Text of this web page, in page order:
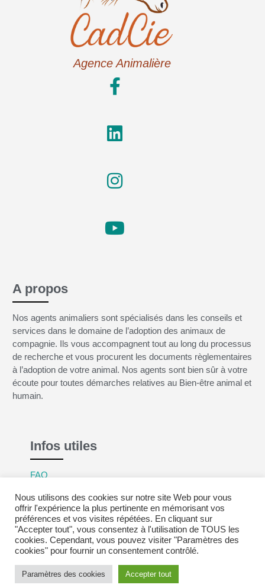
Agence Animalière
A propos
Nos agents animaliers sont spécialisés dans les conseils et
services dans le domaine de l’adoption des animaux de
compagnie. Ils vous accompagnent tout au long du processus
de recherche et vous procurent les documents règlementaires
à l’adoption de votre animal. Nos agents sont bien sûr à votre
écoute pour toutes démarches relatives au Bien-être animal et
humain.
Infos utiles
FAQ
Politique de confidentialité
CGV
Nous utilisons des cookies sur notre site Web pour vous
offrir l'expérience la plus pertinente en mémorisant vos
préférences et vos visites répétées. En cliquant sur
"Accepter tout", vous consentez à l'utilisation de TOUS les
cookies. Cependant, vous pouvez visiter "Paramètres des
cookies" pour fournir un consentement contrôlé.
Paramètres des cookies Accepter tout